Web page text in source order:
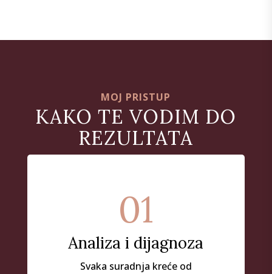
MOJ PRISTUP
KAKO TE VODIM DO
REZULTATA
01
Analiza i dijagnoza
Svaka suradnja kreće od